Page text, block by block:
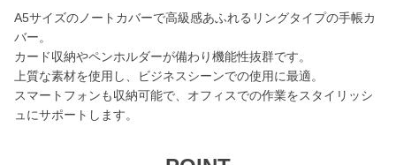
A5サイズのノートカバーで高級感あふれるリングタイプの手帳カ
バー。
カード収納やペンホルダーが備わり機能性抜群です。
上質な素材を使用し、ビジネスシーンでの使用に最適。
スマートフォンも収納可能で、オフィスでの作業をスタイリッシ
ュにサポートします。